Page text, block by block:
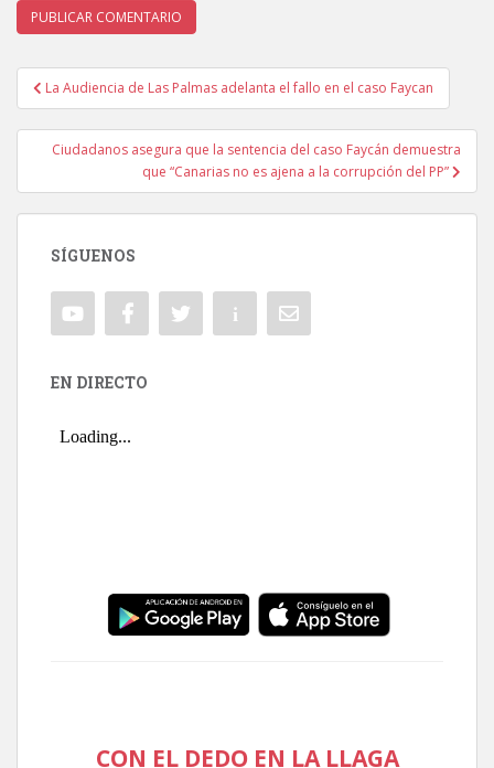
Navegación de entradas
La Audiencia de Las Palmas adelanta el fallo en el caso Faycan
Ciudadanos asegura que la sentencia del caso Faycán demuestra
que “Canarias no es ajena a la corrupción del PP”
SÍGUENOS
EN DIRECTO
CON EL DEDO EN LA LLAGA